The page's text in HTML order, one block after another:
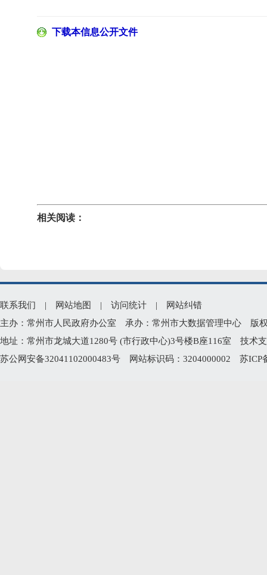
下载本信息公开文件
相关阅读：
联系我们 | 网站地图 | 访问统计 |
网站纠错
主办：常州市人民政府办公室 承办：常州市大数据管理中心 版
地址：常州市龙城大道1280号 (市行政中心)3号楼B座116室 技术
苏公网安备32041102000483号 网站标识码：3204000002 苏ICP